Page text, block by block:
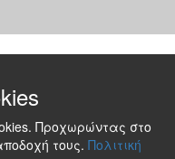
Προχωρώντας στο
τους. Πολιτική